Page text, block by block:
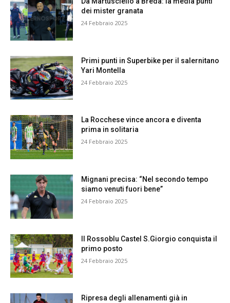
dei mister granata
24 Febbraio 2025
Primi punti in Superbike per il salernitano
Yari Montella
24 Febbraio 2025
La Rocchese vince ancora e diventa
prima in solitaria
24 Febbraio 2025
Mignani precisa: “Nel secondo tempo
siamo venuti fuori bene”
24 Febbraio 2025
Il Rossoblu Castel S.Giorgio conquista il
primo posto
24 Febbraio 2025
Ripresa degli allenamenti già in